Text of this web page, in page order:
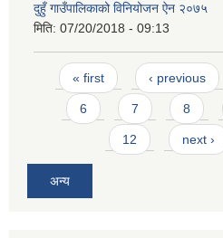
दुहुँ गाउँपालिकाको विनियोजन ऐन २०७५
मिति: 07/20/2018 - 09:13
Pages
« first ‹ previous
6 7 8
12 next ›
अन्य